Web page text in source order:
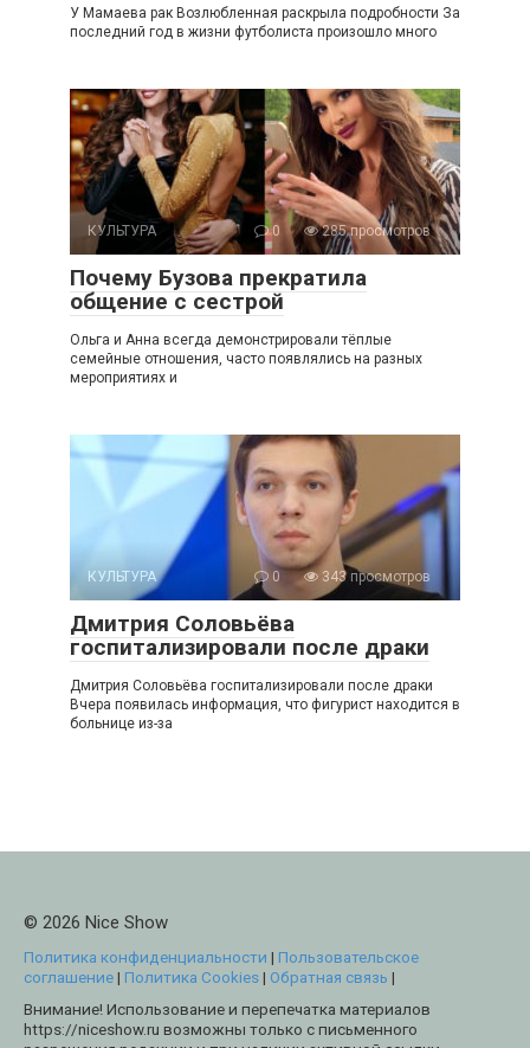
У Мамаева рак Возлюбленная раскрыла подробности За
последний год в жизни футболиста произошло много
КУЛЬТУРА 0 285 просмотров
Почему Бузова прекратила
общение с сестрой
Ольга и Анна всегда демонстрировали тёплые
семейные отношения, часто появлялись на разных
мероприятиях и
КУЛЬТУРА 0 343 просмотров
Дмитрия Соловьёва
госпитализировали после драки
Дмитрия Соловьёва госпитализировали после драки
Вчера появилась информация, что фигурист находится в
больнице из-за
© 2026 Nice Show
Политика конфиденциальности | Пользовательское
соглашение| Политика Cookies| Обратная связь |
Внимание! Использование и перепечатка материалов
https://niceshow.ru возможны только с письменного